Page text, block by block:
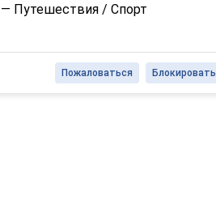
— Путешествия / Спорт
Блокировать
Пожаловаться